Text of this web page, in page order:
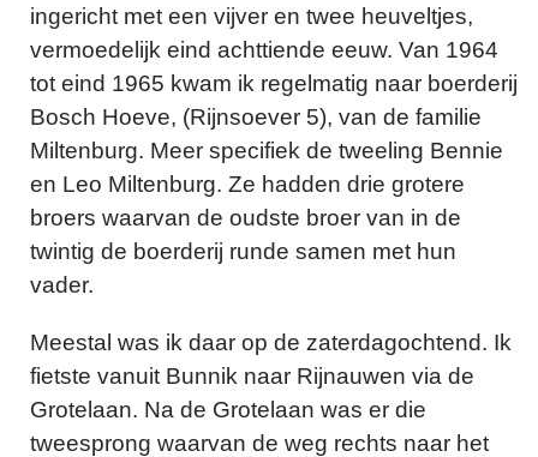
ingericht met een vijver en twee heuveltjes,
vermoedelijk eind achttiende eeuw. Van 1964
tot eind 1965 kwam ik regelmatig naar boerderij
Bosch Hoeve, (Rijnsoever 5), van de familie
Miltenburg. Meer specifiek de tweeling Bennie
en Leo Miltenburg. Ze hadden drie grotere
broers waarvan de oudste broer van in de
twintig de boerderij runde samen met hun
vader.
Meestal was ik daar op de zaterdagochtend. Ik
fietste vanuit Bunnik naar Rijnauwen via de
Grotelaan. Na de Grotelaan was er die
tweesprong waarvan de weg rechts naar het